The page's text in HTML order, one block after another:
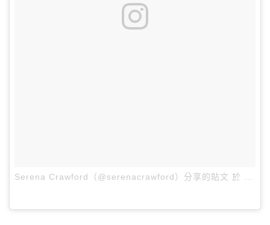
Serena Crawford（@serenacrawford）分享的貼文 於 PDT